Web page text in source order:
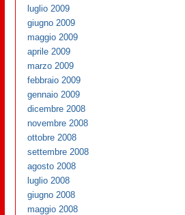
luglio 2009
giugno 2009
maggio 2009
aprile 2009
marzo 2009
febbraio 2009
gennaio 2009
dicembre 2008
novembre 2008
ottobre 2008
settembre 2008
agosto 2008
luglio 2008
giugno 2008
maggio 2008